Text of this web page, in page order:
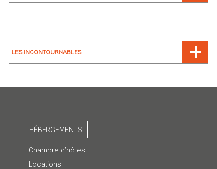
LES INCONTOURNABLES
HÉBERGEMENTS
Chambre d’hôtes
Locations